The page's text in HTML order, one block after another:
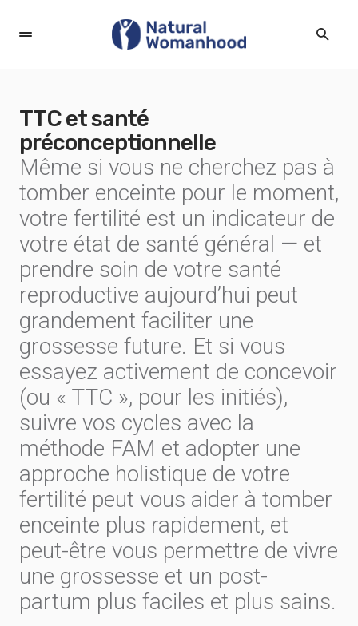
TTC et santé
préconceptionnelle
Même si vous ne cherchez pas à
tomber enceinte pour le moment,
votre fertilité est un indicateur de
votre état de santé général — et
prendre soin de votre santé
reproductive aujourd’hui peut
grandement faciliter une
grossesse future. Et si vous
essayez activement de concevoir
(ou « TTC », pour les initiés),
suivre vos cycles avec la
méthode FAM et adopter une
approche holistique de votre
fertilité peut vous aider à tomber
enceinte plus rapidement, et
peut-être vous permettre de vivre
une grossesse et un post-
partum plus faciles et plus sains.